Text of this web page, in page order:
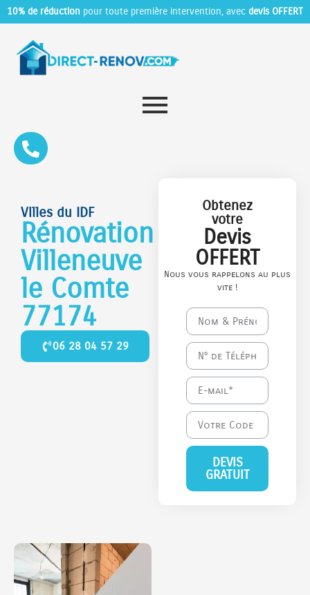
10% de réduction pour toute première intervention, avec devis OFFERT
Villes du IDF
Rénovation
Villeneuve
le Comte
77174
06 28 04 57 29
Obtenez
votre
Devis
OFFERT
Nous vous rappelons au plus
vite !
DEVIS
GRATUIT